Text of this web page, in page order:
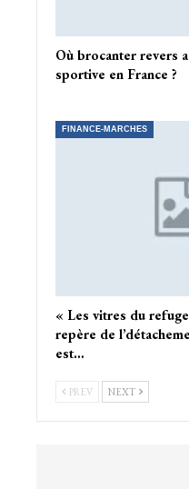
Où brocanter revers
sportive en France ?
FINANCE-MARCHES
« Les vitres du
repère de
est…
PREV NEXT